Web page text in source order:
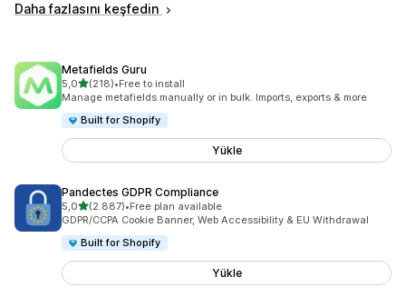
Daha fazlasını keşfedin
Metafields Guru
5,05 yıldız üzerinden
(218)
toplam 218 değerlendirme
•Free to install
Manage metafields manually or in bulk. Imports, exports & more
Built for Shopify
Yükle
Pandectes GDPR Compliance
5,05 yıldız üzerinden
(2.887)
toplam 2887 değerlendirme
•Free plan available
GDPR/CCPA Cookie Banner, Web Accessibility & EU Withdrawal
Built for Shopify
Yükle